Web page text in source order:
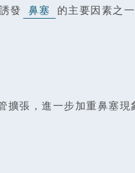
發 鼻塞
的主要因素之
張，進一步加重鼻塞現